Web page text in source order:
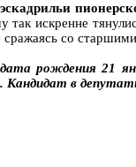
так искренне
со
рождения 21
в